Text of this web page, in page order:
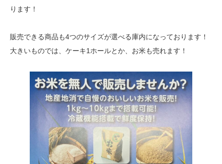
ります！
販売できる商品も4つのサイズが選べる庫内になっております！
大きいものでは、ケーキ1ホールとか、お米も売れます！